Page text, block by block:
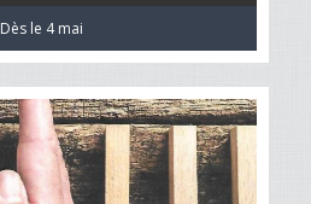
Dès le 4 mai